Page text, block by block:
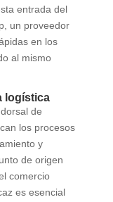
entrada del
un proveedor
en los
al mismo
logística
de
los procesos
y
de origen
comercio
es esencial